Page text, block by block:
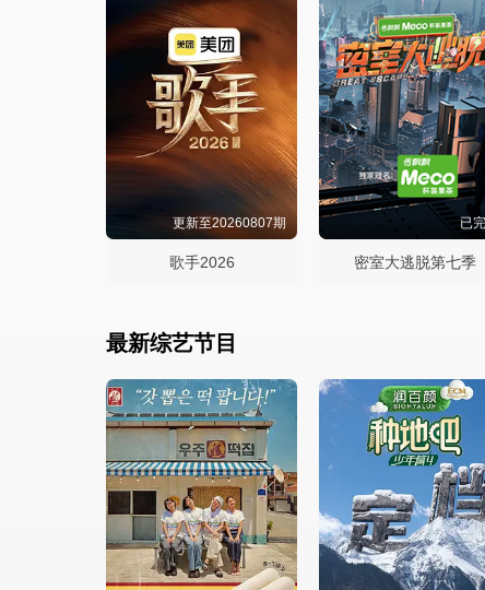
更新至20260807期
歌手2026
已
密室大逃脱第七季
最新综艺节目